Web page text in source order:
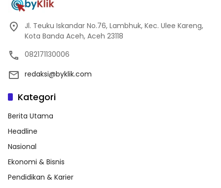
Jl. Teuku Iskandar No.76, Lambhuk, Kec. Ulee Kareng,
Kota Banda Aceh, Aceh 23118
082171130006
redaksi@byklik.com
Kategori
Berita Utama
Headline
Nasional
Ekonomi & Bisnis
Pendidikan & Karier